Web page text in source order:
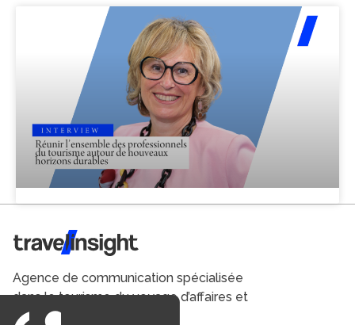
Travel Insight
Agence de communication spécialisée
dans le tourisme du voyage d’affaires et
du loisirs.